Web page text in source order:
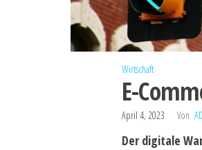
Wirtschaft
E-
April 4, 2023 Von
Der digitale